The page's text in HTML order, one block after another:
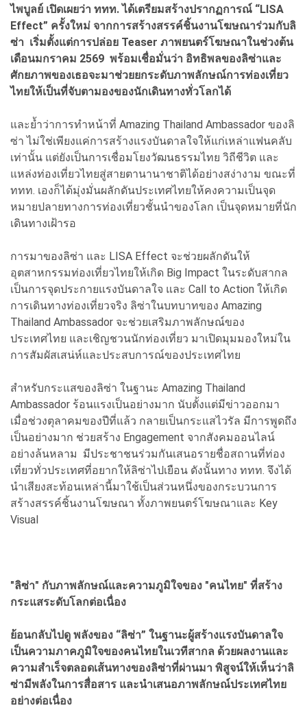
ไพบูลย์ เปิดเผยว่า ททท. ได้เตรียมสร้างปรากฏการณ์ “LISA
Effect” ครั้งใหม่ จากการสร้างสรรค์ชิ้นงานโฆษณาร่วมกับลิ
ซ่า เริ่มตั้งแต่การปล่อย Teaser ภาพยนตร์โฆษณาในช่วงต้น
เดือนมกราคม 2569 พร้อมเชื่อมั่นว่า อิทธิพลของลิซ่าและ
ศักยภาพของเธอจะมาช่วยยกระดับภาพลักษณ์การท่องเที่ยว
ไทยให้เป็นที่จับตามองของนักเดินทางทั่วโลกได้
และย้ำว่าการทำหน้าที่ Amazing Thailand Ambassador ของลิ
ซ่า ไม่ใช่เพียงแค่การสร้างแรงบันดาลใจให้แก่เหล่าแฟนคลับ
เท่านั้น แต่ยังเป็นการเชื่อมโยงวัฒนธรรมไทย วิถีชีวิต และ
แหล่งท่องเที่ยวไทยสู่สายตานานาชาติได้อย่างสง่างาม ขณะที่
ททท. เองก็ได้มุ่งมั่นผลักดันประเทศไทยให้คงความเป็นจุด
หมายปลายทางการท่องเที่ยวชั้นนำของโลก เป็นจุดหมายที่นัก
เดินทางเฝ้ารอ
การมาของลิซ่า และ LISA Effect จะช่วยผลักดันให้
อุตสาหกรรมท่องเที่ยวไทยให้เกิด Big Impact ในระดับสากล
เป็นการจุดประกายแรงบันดาลใจ และ Call to Action ให้เกิด
การเดินทางท่องเที่ยวจริง ลิซ่าในบทบาทของ Amazing
Thailand Ambassador จะช่วยเสริมภาพลักษณ์ของ
ประเทศไทย และเชิญชวนนักท่องเที่ยว มาเปิดมุมมองใหม่ใน
การสัมผัสเสน่ห์และประสบการณ์ของประเทศไทย
สำหรับกระแสของลิซ่า ในฐานะ Amazing Thailand
Ambassador ร้อนแรงเป็นอย่างมาก นับตั้งแต่มีข่าวออกมา
เมื่อช่วงตุลาคมของปีที่แล้ว กลายเป็นกระแสไวรัล มีการพูดถึง
เป็นอย่างมาก ช่วยสร้าง Engagement จากสังคมออนไลน์
อย่างล้นหลาม มีประชาชนร่วมกันเสนอรายชื่อสถานที่ท่อง
เที่ยวทั่วประเทศที่อยากให้ลิซ่าไปเยือน ดังนั้นทาง ททท. จึงได้
นำเสียงสะท้อนเหล่านี้มาใช้เป็นส่วนหนึ่งของกระบวนการ
สร้างสรรค์ชิ้นงานโฆษณา ทั้งภาพยนตร์โฆษณาและ Key
Visual
"ลิซ่า" กับภาพลักษณ์และความภูมิใจของ "คนไทย" ที่สร้าง
กระแสระดับโลกต่อเนื่อง
ย้อนกลับไปดู พลังของ “ลิซ่า” ในฐานะผู้สร้างแรงบันดาลใจ
เป็นความภาคภูมิใจของคนไทยในเวทีสากล ด้วยผลงานและ
ความสำเร็จตลอดเส้นทางของลิซ่าที่ผ่านมา พิสูจน์ให้เห็นว่าลิ
ซ่ามีพลังในการสื่อสาร และนำเสนอภาพลักษณ์ประเทศไทย
อย่างต่อเนื่อง